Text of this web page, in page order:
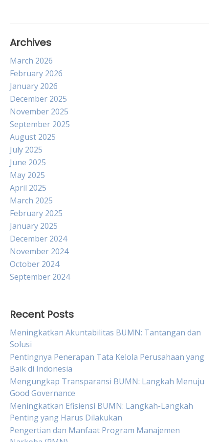
Archives
March 2026
February 2026
January 2026
December 2025
November 2025
September 2025
August 2025
July 2025
June 2025
May 2025
April 2025
March 2025
February 2025
January 2025
December 2024
November 2024
October 2024
September 2024
Recent Posts
Meningkatkan Akuntabilitas BUMN: Tantangan dan
Solusi
Pentingnya Penerapan Tata Kelola Perusahaan yang
Baik di Indonesia
Mengungkap Transparansi BUMN: Langkah Menuju
Good Governance
Meningkatkan Efisiensi BUMN: Langkah-Langkah
Penting yang Harus Dilakukan
Pengertian dan Manfaat Program Manajemen